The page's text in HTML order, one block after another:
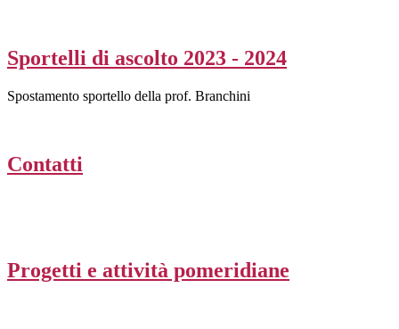
Sportelli di ascolto 2023 - 2024
Spostamento sportello della prof. Branchini
Contatti
Progetti e attività pomeridiane